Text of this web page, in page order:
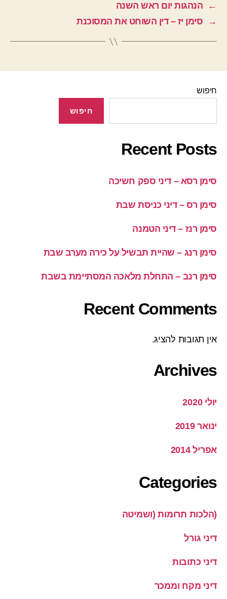
←
הנהגות יום ראש השנה
→
סימן יז – דין השוחט את המסוכנת
חיפוש
חיפוש
Recent Posts
סימן רסא – דיני ספק חשיכה
סימן רס – דיני כניסת שבת
סימן רנז – דיני הטמנה
סימן רנג – שהיית תבשיל על כירה מערב שבת
סימן רנב – התחלת מלאכה המסתיימת בשבת
Recent Comments
אין תגובות להציג.
Archives
יולי 2020
ינואר 2019
אפריל 2014
Categories
(הלכות תרומות (ושמיטה
דיני גורל
דיני כתובות
דיני מקח וממכר